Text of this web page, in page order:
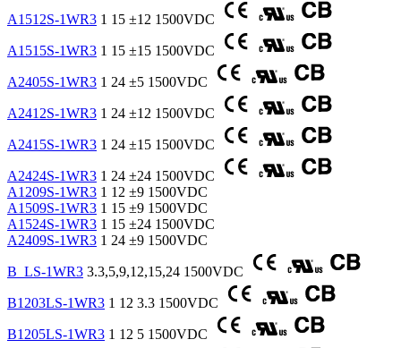
A1512S-1WR3 1 15 ±12 1500VDC
A1515S-1WR3 1 15 ±15 1500VDC
A2405S-1WR3 1 24 ±5 1500VDC
A2412S-1WR3 1 24 ±12 1500VDC
A2415S-1WR3 1 24 ±15 1500VDC
A2424S-1WR3 1 24 ±24 1500VDC
A1209S-1WR3 1 12 ±9 1500VDC
A1509S-1WR3 1 15 ±9 1500VDC
A1524S-1WR3 1 15 ±24 1500VDC
A2409S-1WR3 1 24 ±9 1500VDC
B_LS-1WR3 3.3,5,9,12,15,24 1500VDC
B1203LS-1WR3 1 12 3.3 1500VDC
B1205LS-1WR3 1 12 5 1500VDC